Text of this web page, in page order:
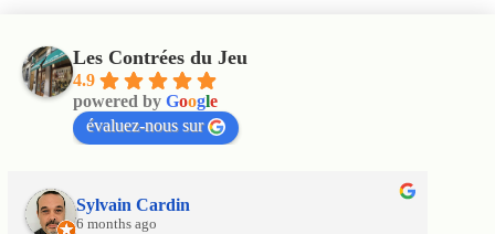
Les Contrées du Jeu
4.9
powered by Google
évaluez-nous sur
Sylvain Cardin
6 months ago